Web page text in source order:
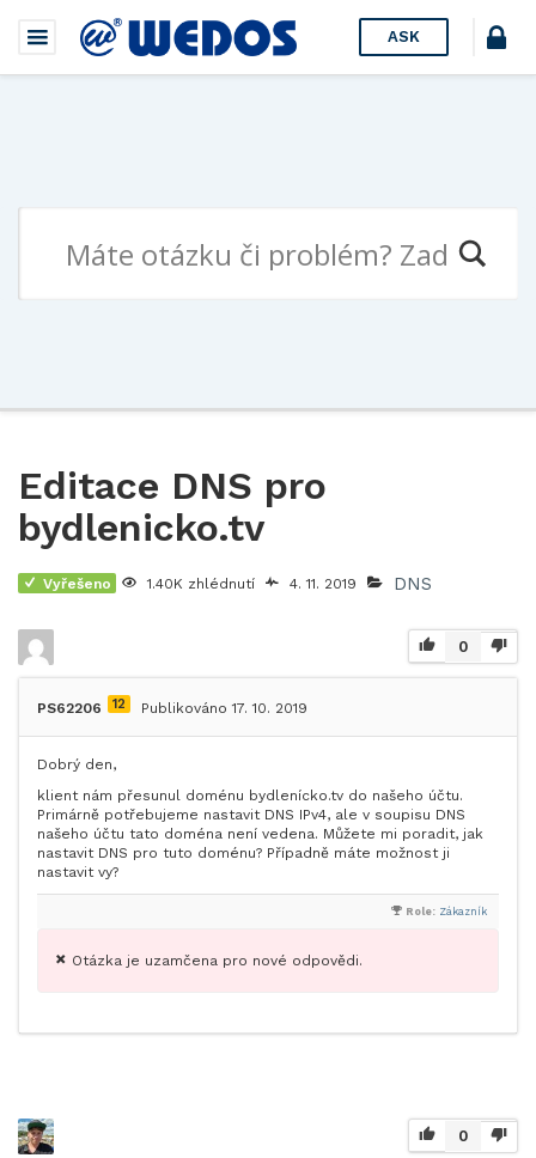
ASK
Editace DNS pro
bydlenicko.tv
Vyřešeno 1.40K zhlédnutí 4. 11. 2019 DNS
0
PS62206 12 Publikováno 17. 10. 2019
Dobrý den,
klient nám přesunul doménu bydlenícko.tv do našeho účtu.
Primárně potřebujeme nastavit DNS IPv4, ale v soupisu DNS
našeho účtu tato doména není vedena. Můžete mi poradit, jak
nastavit DNS pro tuto doménu? Případně máte možnost ji
nastavit vy?
Role: Zákazník
Otázka je uzamčena pro nové odpovědi.
0